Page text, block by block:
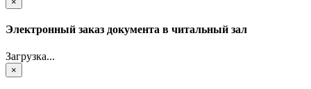
Электронный заказ документа в читальный зал
Загрузка...
×